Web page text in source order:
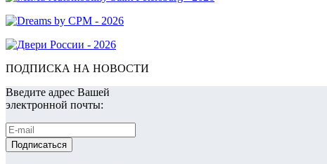
ПОДПИСКА НА НОВОСТИ
Введите адрес Вашей
электронной почты: